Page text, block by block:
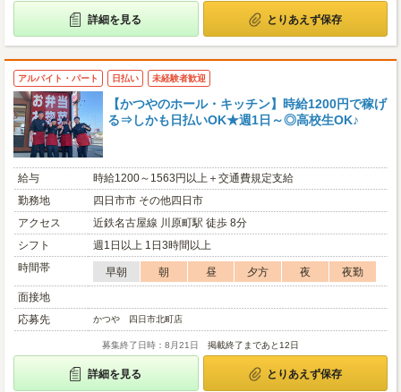
詳細を見る とりあえず保存
アルバイト・パート 日払い 未経験者歓迎
【かつやのホール・キッチン】時給1200円で稼げ
る⇒しかも日払いOK★週1日～◎高校生OK♪
給与
時給1200～1563円以上＋交通費規定支給
勤務地
四日市市 その他四日市
アクセス
近鉄名古屋線 川原町駅 徒歩 8分
シフト
週1日以上 1日3時間以上
時間帯
早朝 朝 昼 夕方 夜
夜勤
面接地
応募先
かつや 四日市北町店
募集終了日時：8月21日 掲載終了まであと12日
詳細を見る とりあえず保存